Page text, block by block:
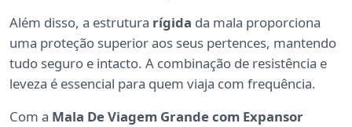
Além disso, a estrutura rígida da mala proporciona
uma proteção superior aos seus pertences, mantendo
tudo seguro e intacto. A combinação de resistência e
leveza é essencial para quem viaja com frequência.
Com a Mala De Viagem Grande com Expansor